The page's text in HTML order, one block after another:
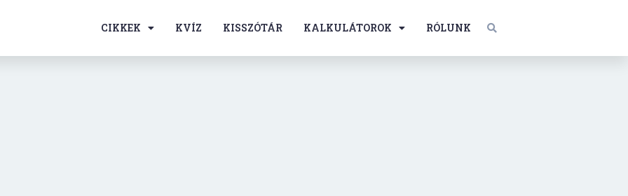
CIKKEK KVÍZ KISSZÓTÁR KALKULÁTOROK RÓLUNK